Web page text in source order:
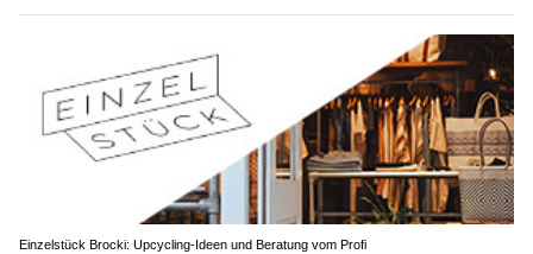
Einzelstück Brocki: Upcycling-Ideen und Beratung vom Profi